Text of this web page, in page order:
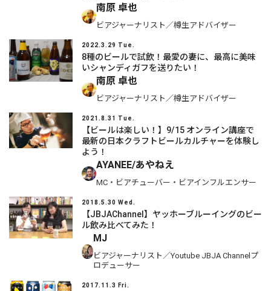
南原 卓也
ビアジャーナリスト／樽生アドバイザー
2022.3.29 Tue.
8種のビールで試飲！最愛の妻に、最高に美味
いシャンディガフを送りたい！
南原 卓也
ビアジャーナリスト／樽生アドバイザー
2021.8.31 Tue.
【ビールは楽しい！】9/15 オンライン講座で
最新の日本クラフトビールカルチャーを体験し
よう！
AYANEE/あやねえ
MC・ビアチューバー・ビアインフルエンサー
2018.5.30 Wed.
【JBJAChannel】ヤッホーブルーイングのビー
ル飲み比べてみた！
MJ
ビアジャーナリスト／Youtube JBJA Channelプ
ロデューサー
2017.11.3 Fri.